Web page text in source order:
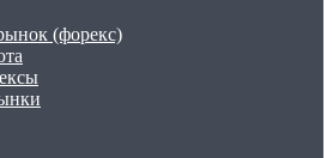
(форекс)